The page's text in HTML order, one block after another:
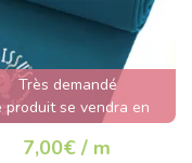
Très demandé
produit se vendra en
quelques heures
7,00€ / m